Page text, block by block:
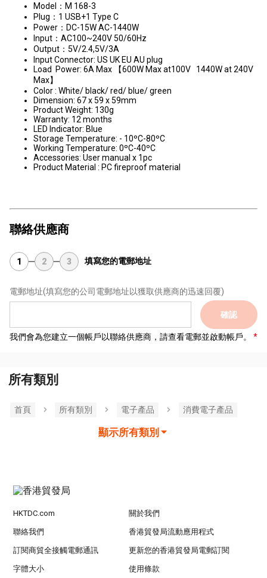
Model：M 168-3
Plug：1 USB+1 Type C
Power：DC-15W AC-1440W
Input：AC100~240V 50/60Hz
Output：5V/2.4,5V/3A
Input Connector: US UK EU AU plug
Load Power: 6A Max 【600W Max at100V 1440W at 240V
Max】
Color : White/ black/ red/ blue/ green
Dimension: 67 x 59 x 59mm
Product Weight: 130g
Warranty: 12 months
LED Indicator: Blue
Storage Temperature: - 10ºC-80ºC
Working Temperature: 0ºC-40ºC
Accessories: User manual x 1pc
Product Material : PC fireproof material
聯絡供應商
1 2 3 填寫您的電郵地址
電郵地址(填寫您的公司電郵地址以獲取供應商的迅速回覆)
確認
我們會為您建立一個帳戶以聯絡供應商，請查看電郵並啟動帳戶。
所有類別
首頁 所有類別 電子產品 消費電子產品
顯示所有類別
HKTDC.com 關於我們
聯絡我們 香港貿發局流動應用程式
訂閱商貿全接觸電郵通訊 更新您的香港貿發局電郵訂閱
字體大小 使用條款